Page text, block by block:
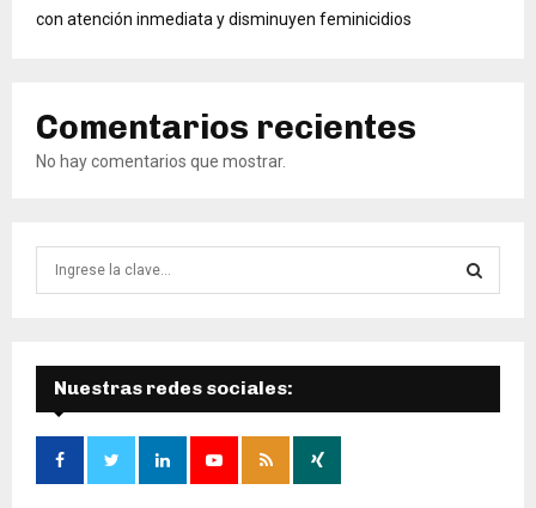
con atención inmediata y disminuyen feminicidios
Comentarios recientes
No hay comentarios que mostrar.
d
a
e
Ú
S
Nuestras redes sociales: